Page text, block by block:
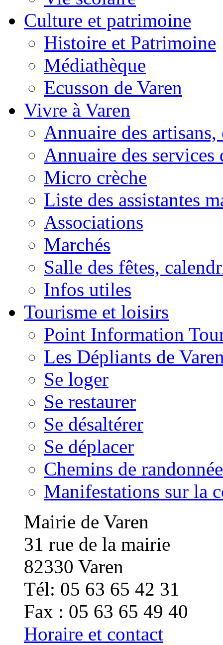
Culture et patrimoine
Histoire et Patrimoine
Médiathèque
Ecusson de Varen
Vivre à Varen
Annuaire des
Annuaire des services
Micro crèche
Liste des assistantes
Associations
Marchés
Salle des fêtes,
Infos utiles
Tourisme et loisirs
Point Information
Les Dépliants de
Se loger
Se restaurer
Se désaltérer
Se déplacer
Chemins de randonnée
Manifestations sur la
Mairie de Varen
31 rue de la mairie
82330 Varen
Tél: 05 63 65 42 31
Fax : 05 63 65 49 40
Horaire et contact